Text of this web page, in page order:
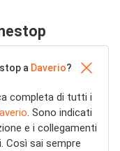
a Daverio?
completa di tutti i
. Sono indicati
e i collegamenti
Così sai sempre